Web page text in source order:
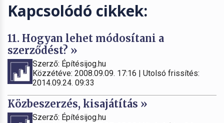
Kapcsolódó cikkek:
11. Hogyan lehet módosítani a
szerződést? »
Szerző: Építésijog.hu
Közzétéve: 2008.09.09. 17:16 | Utolsó frissítés:
2014.09.24. 09:33
Közbeszerzés, kisajátítás »
Szerző: Építésijog.hu